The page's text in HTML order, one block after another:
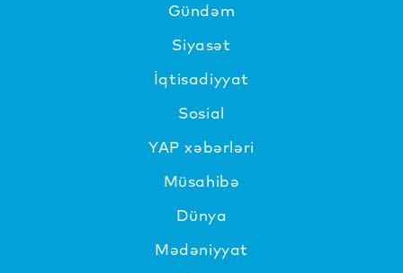
Gündəm
Siyasət
İqtisadiyyat
Sosial
YAP xəbərləri
Müsahibə
Dünya
Mədəniyyat